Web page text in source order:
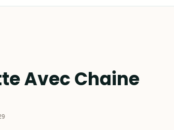
Avec Chaine